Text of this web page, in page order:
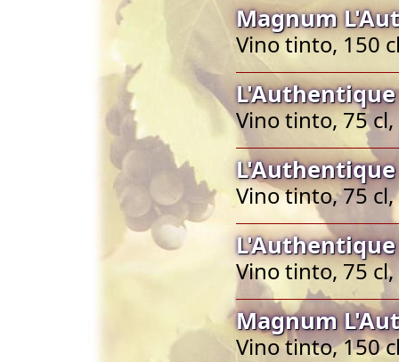
Magnum
Vino tinto, 150
L'Authentique
Vino tinto, 75 cl,
L'Authentique
Vino tinto, 75 cl,
L'Authentique
Vino tinto, 75 cl,
Magnum
Vino tinto, 150